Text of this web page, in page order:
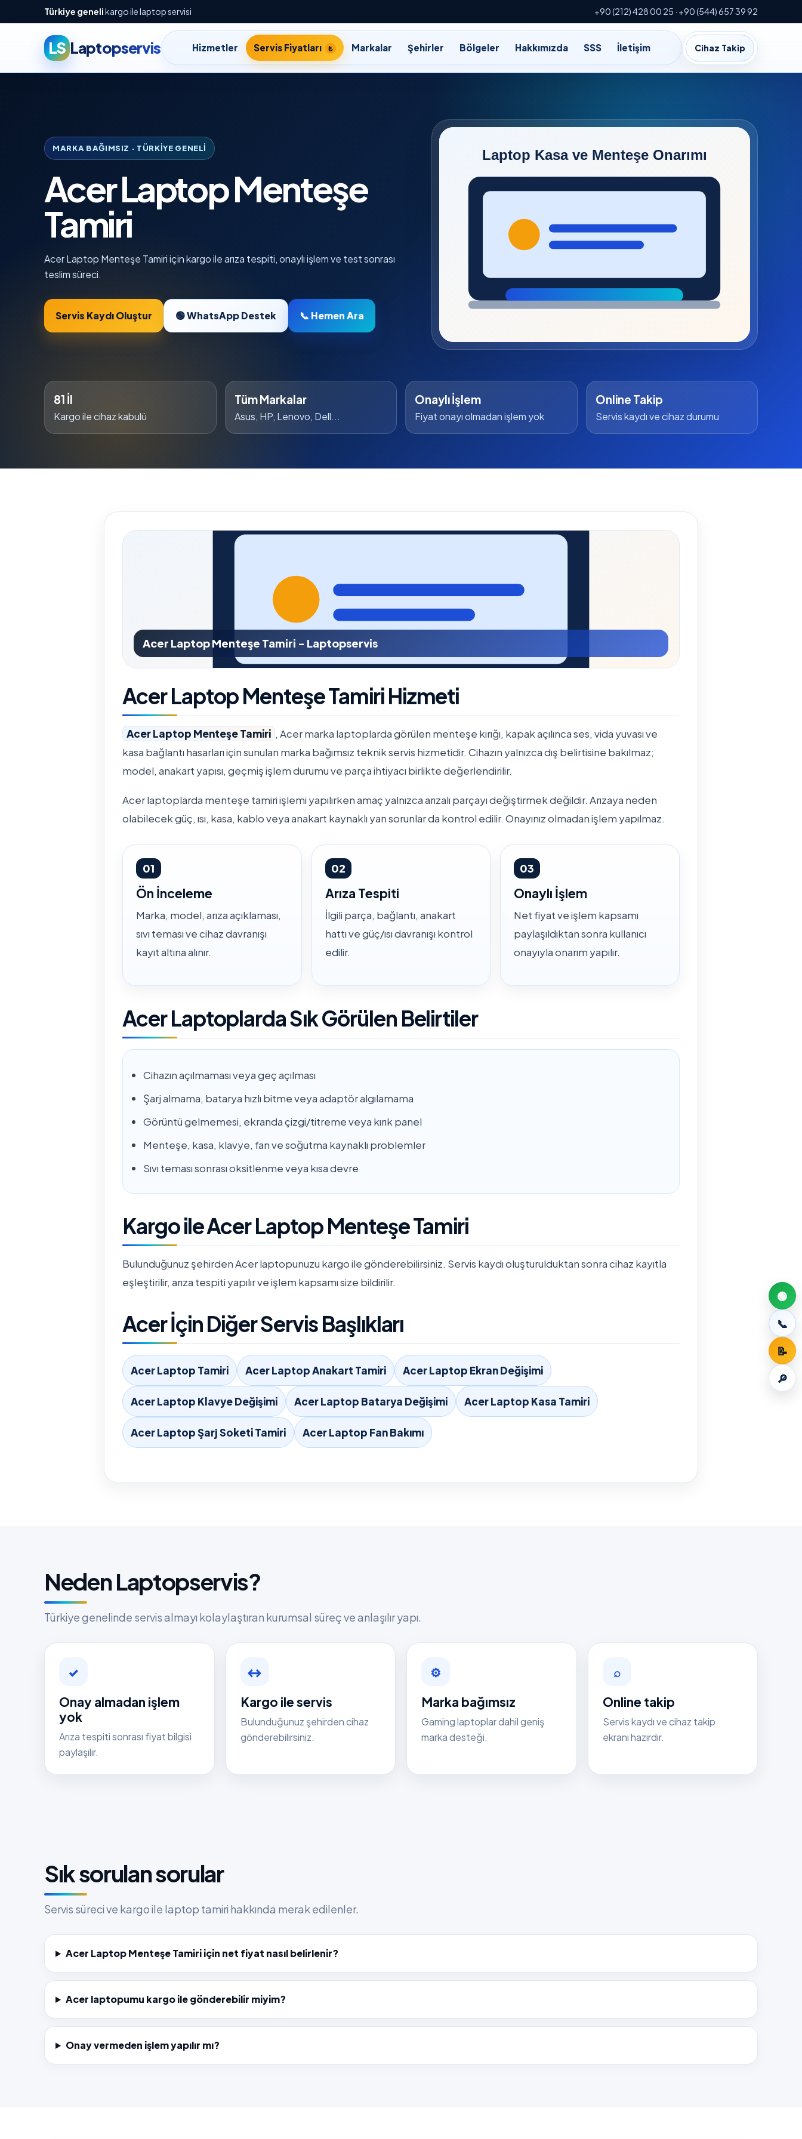
Türkiye genelikargo ile laptop servisi +90 (212) 428 00 25 · +90 (544) 657 39 92
LS Laptopservis Hizmetler Servis Fiyatları Markalar Şehirler Bölgeler Hakkımızda SSS İletişim Cihaz Takip
🟢
📞
📝
🔎
MARKA BAĞIMSIZ · TÜRKIYE GENELI
Acer Laptop Menteşe
Tamiri
Acer Laptop Menteşe Tamiri için kargo ile arıza tespiti, onaylı işlem ve test sonrası
teslim süreci.
Servis Kaydı Oluştur 🟢 WhatsApp Destek 📞 Hemen Ara
81 İl
Kargo ile cihaz kabulü
Tüm Markalar
Asus, HP, Lenovo, Dell...
Onaylı İşlem
Fiyat onayı olmadan işlem yok
Online Takip
Servis kaydı ve cihaz durumu
Acer Laptop Menteşe Tamiri - Laptopservis
Acer Laptop Menteşe Tamiri Hizmeti
Acer Laptop Menteşe Tamiri , Acer marka laptoplarda görülen menteşe kırığı, kapak açılınca ses, vida yuvası ve
kasa bağlantı hasarları için sunulan marka bağımsız teknik servis hizmetidir. Cihazın yalnızca dış belirtisine bakılmaz;
model, anakart yapısı, geçmiş işlem durumu ve parça ihtiyacı birlikte değerlendirilir.
Acer laptoplarda menteşe tamiri işlemi yapılırken amaç yalnızca arızalı parçayı değiştirmek değildir. Arızaya neden
olabilecek güç, ısı, kasa, kablo veya anakart kaynaklı yan sorunlar da kontrol edilir. Onayınız olmadan işlem yapılmaz.
01
Ön İnceleme
Marka, model, arıza açıklaması,
sıvı teması ve cihaz davranışı
kayıt altına alınır.
02
Arıza Tespiti
İlgili parça, bağlantı, anakart
hattı ve güç/ısı davranışı kontrol
edilir.
03
Onaylı İşlem
Net fiyat ve işlem kapsamı
paylaşıldıktan sonra kullanıcı
onayıyla onarım yapılır.
Acer Laptoplarda Sık Görülen Belirtiler
Cihazın açılmaması veya geç açılması
Şarj almama, batarya hızlı bitme veya adaptör algılamama
Görüntü gelmemesi, ekranda çizgi/titreme veya kırık panel
Menteşe, kasa, klavye, fan ve soğutma kaynaklı problemler
Sıvı teması sonrası oksitlenme veya kısa devre
Kargo ile Acer Laptop Menteşe Tamiri
Bulunduğunuz şehirden Acer laptopunuzu kargo ile gönderebilirsiniz. Servis kaydı oluşturulduktan sonra cihaz kayıtla
eşleştirilir, arıza tespiti yapılır ve işlem kapsamı size bildirilir.
Acer İçin Diğer Servis Başlıkları
Acer Laptop Tamiri Acer Laptop Anakart Tamiri Acer Laptop Ekran Değişimi
Acer Laptop Klavye Değişimi Acer Laptop Batarya Değişimi Acer Laptop Kasa Tamiri
Acer Laptop Şarj Soketi Tamiri Acer Laptop Fan Bakımı
Neden Laptopservis?
Türkiye genelinde servis almayı kolaylaştıran kurumsal süreç ve anlaşılır yapı.
✓
Onay almadan işlem
yok
Arıza tespiti sonrası fiyat bilgisi
paylaşılır.
↔
Kargo ile servis
Bulunduğunuz şehirden cihaz
gönderebilirsiniz.
⚙
Marka bağımsız
Gaming laptoplar dahil geniş
marka desteği.
⌕
Online takip
Servis kaydı ve cihaz takip
ekranı hazırdır.
Sık sorulan sorular
Servis süreci ve kargo ile laptop tamiri hakkında merak edilenler.
Acer Laptop Menteşe Tamiri için net fiyat nasıl belirlenir?
Acer laptopumu kargo ile gönderebilir miyim?
Onay vermeden işlem yapılır mı?